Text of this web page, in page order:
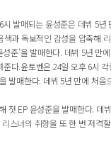
발매되는 윤성준은 데뷔 5
과 독보적인 감성을 압축해
준’을 발매한다. 데뷔 5년
다.윤토벤은 24일 오후 6시
발매한다. 데뷔 5년 만에 처
첫 EP 윤성준을 발매한다.
스너의 취향을 또 한 번 저